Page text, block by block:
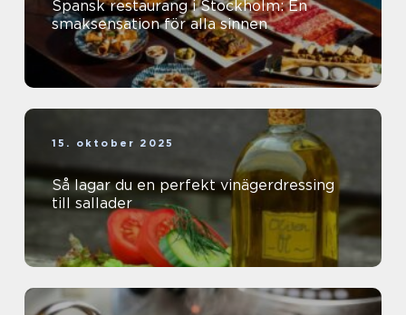
Spansk restaurang i Stockholm: En
smaksensation för alla sinnen
15. oktober 2025
Så lagar du en perfekt vinägerdressing
till sallader